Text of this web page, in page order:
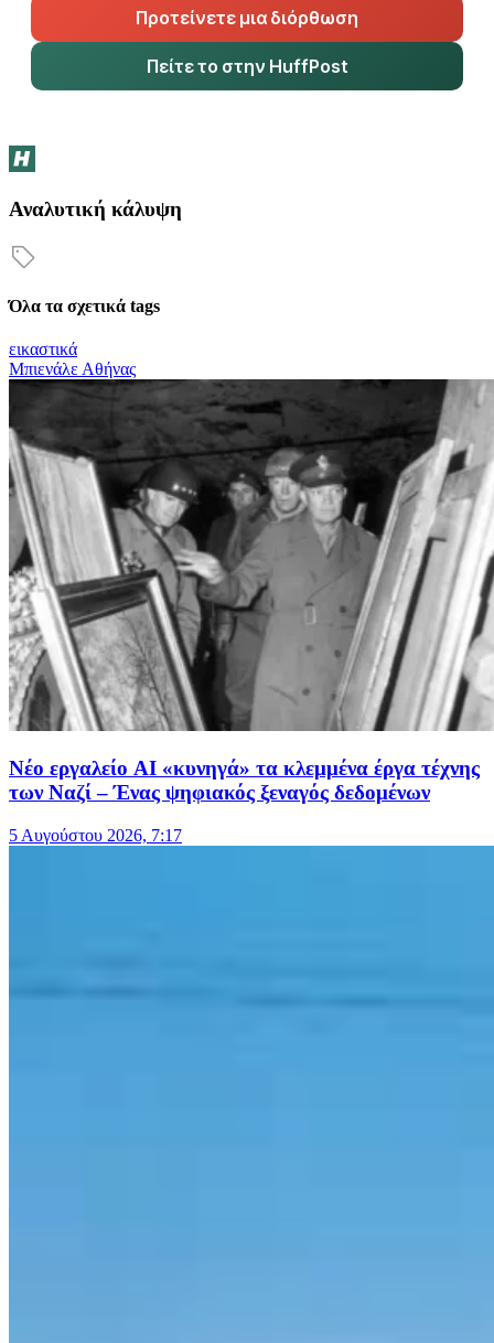
Προτείνετε μια διόρθωση
Πείτε το στην HuffPost
Αναλυτική κάλυψη
Όλα τα σχετικά tags
εικαστικά
Μπιενάλε Αθήνας
Nέο εργαλείο AI «κυνηγά» τα κλεμμένα έργα τέχνης
των Ναζί – Ένας ψηφιακός ξεναγός δεδομένων
5 Αυγούστου 2026, 7:17